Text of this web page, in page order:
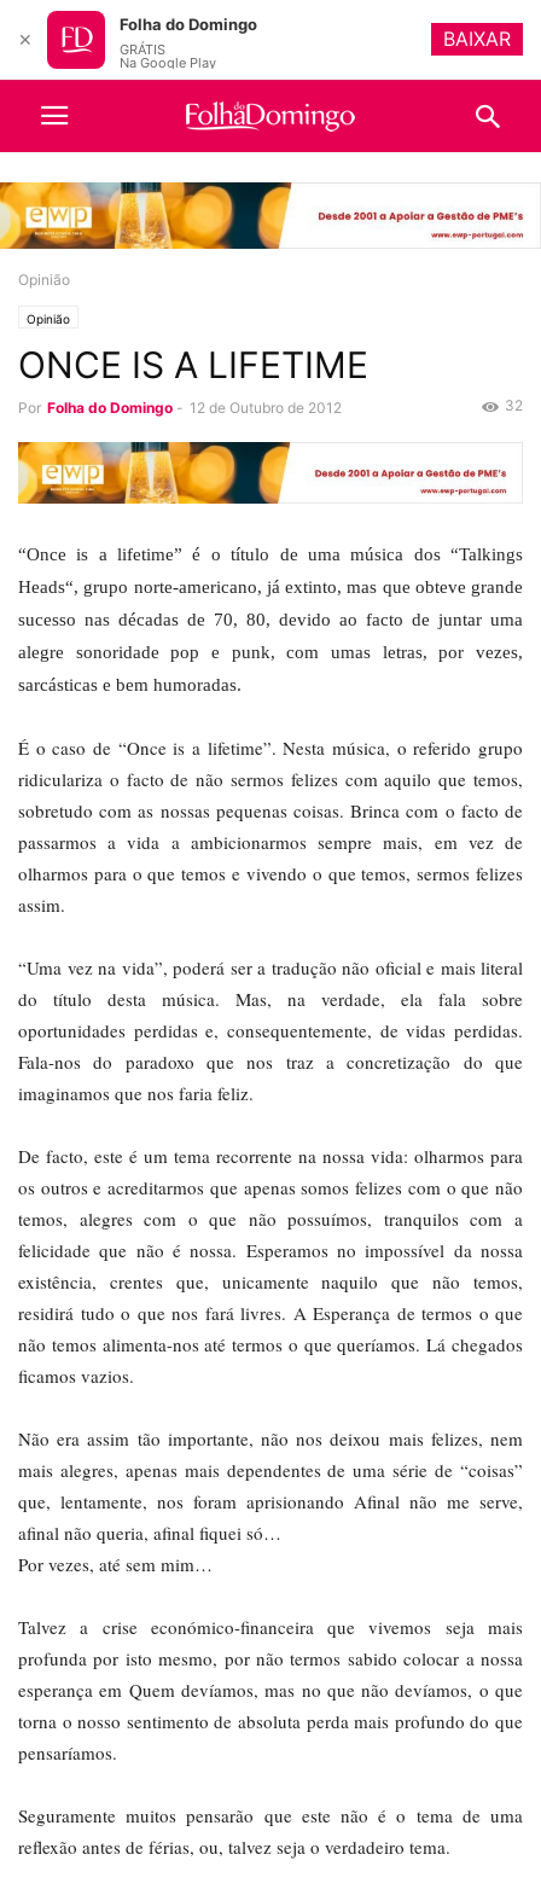
Opinião
Opinião
ONCE IS A LIFETIME
Por Folha do Domingo - 12 de Outubro de 2012 32
“Once is a lifetime” é o título de uma música dos “Talkings
Heads“, grupo norte-americano, já extinto, mas que obteve grande
sucesso nas décadas de 70, 80, devido ao facto de juntar uma
alegre sonoridade pop e punk, com umas letras, por vezes,
sarcásticas e bem humoradas.
É o caso de “Once is a lifetime”. Nesta música, o referido grupo
ridiculariza o facto de não sermos felizes com aquilo que temos,
sobretudo com as nossas pequenas coisas. Brinca com o facto de
passarmos a vida a ambicionarmos sempre mais, em vez de
olharmos para o que temos e vivendo o que temos, sermos felizes
assim.
“Uma vez na vida”, poderá ser a tradução não oficial e mais literal
do título desta música. Mas, na verdade, ela fala sobre
oportunidades perdidas e, consequentemente, de vidas perdidas.
Fala-nos do paradoxo que nos traz a concretização do que
imaginamos que nos faria feliz.
De facto, este é um tema recorrente na nossa vida: olharmos para
os outros e acreditarmos que apenas somos felizes com o que não
temos, alegres com o que não possuímos, tranquilos com a
felicidade que não é nossa. Esperamos no impossível da nossa
existência, crentes que, unicamente naquilo que não temos,
residirá tudo o que nos fará livres. A Esperança de termos o que
não temos alimenta-nos até termos o que queríamos. Lá chegados
ficamos vazios.
Não era assim tão importante, não nos deixou mais felizes, nem
mais alegres, apenas mais dependentes de uma série de “coisas”
que, lentamente, nos foram aprisionando Afinal não me serve,
afinal não queria, afinal fiquei só…
Por vezes, até sem mim…
Talvez a crise económico-financeira que vivemos seja mais
profunda por isto mesmo, por não termos sabido colocar a nossa
esperança em Quem devíamos, mas no que não devíamos, o que
torna o nosso sentimento de absoluta perda mais profundo do que
pensaríamos.
Seguramente muitos pensarão que este não é o tema de uma
reflexão antes de férias, ou, talvez seja o verdadeiro tema.
✕
Folha do Domingo
GRÁTIS
Na Google Play
BAIXAR